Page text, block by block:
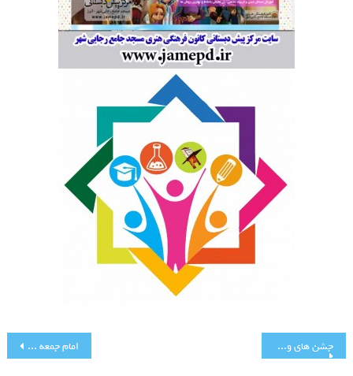
راهبری
امام جمعه تهران: در حمله به سفارت عربستان افراد نادان و احمق حضور داشتند جشن های ویژه ولادت با سعادت حضرت امام حسن عسکری(ع)